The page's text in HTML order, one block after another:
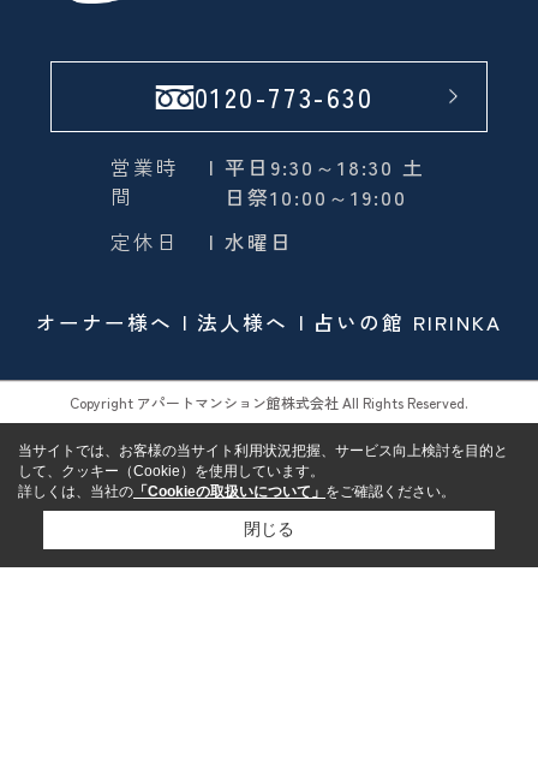
0120-773-630
営業時
間
| 平日9:30～18:30 土
日祭10:00～19:00
定休日
| 水曜日
オーナー様へ 法人様へ 占いの館 RIRINKA
Copyright アパートマンション館株式会社 All Rights Reserved.
当サイトでは、お客様の当サイト利用状況把握、サービス向上検討を目的と
して、クッキー（Cookie）を使用しています。
詳しくは、当社の 「Cookieの取扱いについて」 をご確認ください。
閉じる